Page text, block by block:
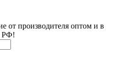
от производителя оптом и в
РФ!